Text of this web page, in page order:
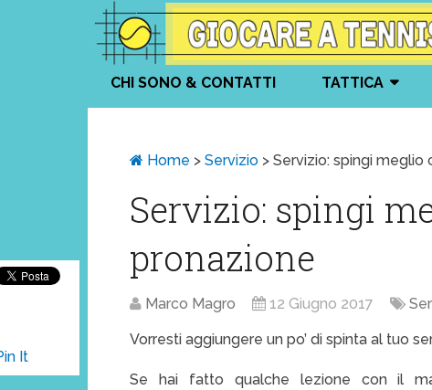
CHI SONO & CONTATTI TATTICA
Home >Servizio >Servizio: spingi meglio
Servizio: spingi
pronazione
Marco Magro 12 Giugno 2017
Vorresti aggiungere un po’ di spinta al tuo
Se hai fatto qualche lezione con il
It